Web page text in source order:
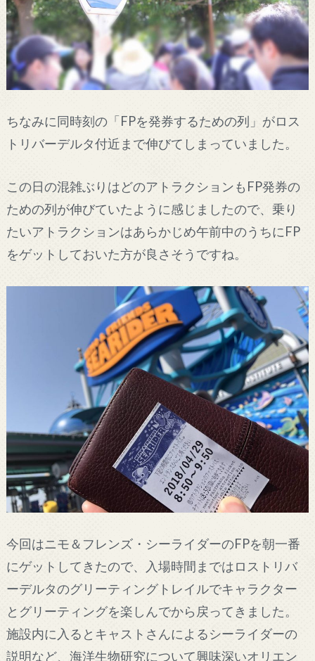
ちなみに同時刻の「FPを発券するための列」がロス
トリバーデルタ付近まで伸びてしまっていました。
この日の混雑ぶりはどのアトラクションもFP発券の
ための列が伸びていたように感じましたので、乗り
たいアトラクションはあらかじめ午前中のうちにFP
をゲットしておいた方が良さそうですね。
今回はニモ＆フレンズ・シーライダーのFPを朝一番
にゲットしてきたので、入場時間まではロストリバ
ーデルタのグリーティングトレイルでキャラクター
とグリーティングを楽しんでから戻ってきました。
施設内に入るとキャストさんによるシーライダーの
説明など、海洋生物研究について興味深いオリエン